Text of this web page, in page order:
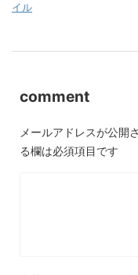
イル
comment
メールアドレスが公開
る欄は必須項目です